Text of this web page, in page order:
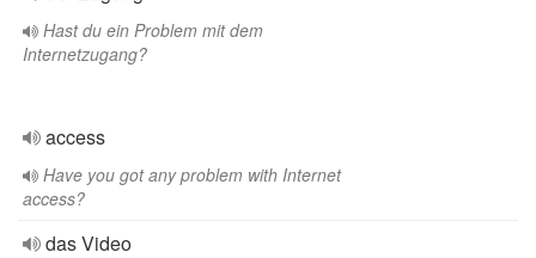
Hast du ein Problem mit dem
Internetzugang?
access
Have you got any problem with Internet
access?
das Video